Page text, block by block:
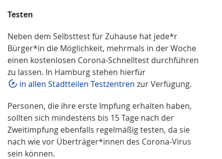
Testen
Neben dem Selbsttest für Zuhause hat jede*r
Bürger*in die Möglichkeit, mehrmals in der Woche
einen kostenlosen Corona-Schnelltest durchführen
zu lassen. In Hamburg stehen hierfür
in allen Stadtteilen Testzentren zur Verfügung.
Personen, die ihre erste Impfung erhalten haben,
sollten sich mindestens bis 15 Tage nach der
Zweitimpfung ebenfalls regelmäßig testen, da sie
nach wie vor Überträger*innen des Corona-Virus
sein können.